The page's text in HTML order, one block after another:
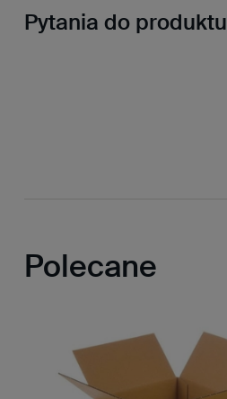
Pytania do produktu
Polecane